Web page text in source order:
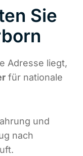
Sie
Adresse liegt,
für nationale
und
nach